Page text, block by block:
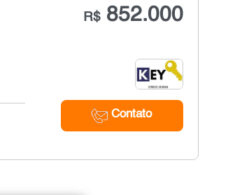
R$852.000
Contato